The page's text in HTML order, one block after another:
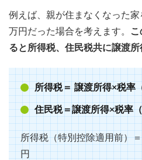
例えば、親が住まなくなった
万円だった場合を考えます。
ると所得税、住民税共に譲渡所
所得税＝ 譲渡所得×税率
住民税＝譲渡所得×税率
所得税（特別控除適用前）
円